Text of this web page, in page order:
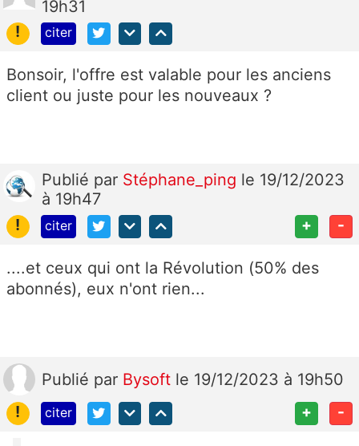
19h31
!
citer
Bonsoir, l'offre est valable pour les anciens
client ou juste pour les nouveaux ?
Publié par Stéphane_ping le 19/12/2023
à 19h47
!
citer + -
....et ceux qui ont la Révolution (50% des
abonnés), eux n'ont rien...
Publié par Bysoft le 19/12/2023 à 19h50
!
citer + -